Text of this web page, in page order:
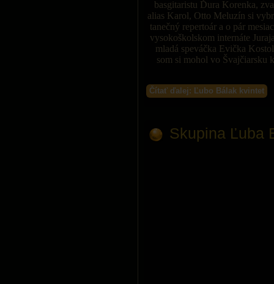
basgitaristu Ďura Korenka,
alias Karol, Otto Meluzín si
tanečný repertoár a o pár
vysokoškolskom internáte
mladá speváčka Evička
som si mohol vo Švajčiarsku
Čítať ďalej: Ľubo Bálak kvintet
Skupina Ľuba